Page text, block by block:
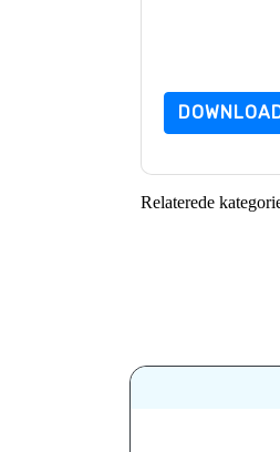
Relaterede